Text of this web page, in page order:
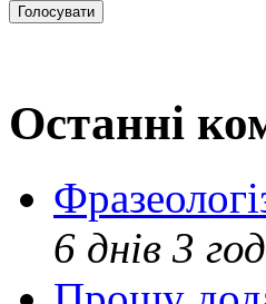
Останні
6 днів 3